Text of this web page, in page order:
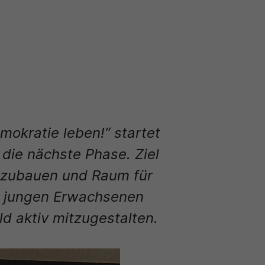
leben!“ startet
nächste Phase. Ziel
und Raum für
Erwachsenen
aktiv mitzugestalten.